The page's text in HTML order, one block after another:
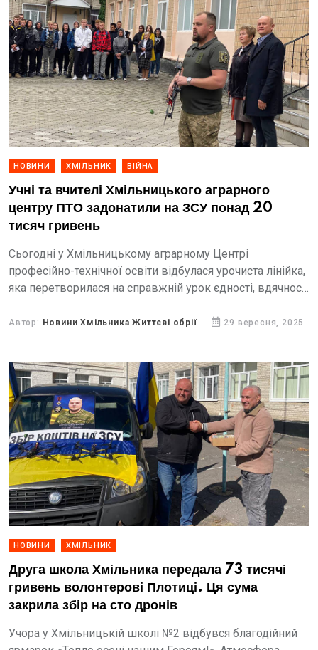
НОВИНИ ХМІЛЬНИК ВІЙНА
Учні та вчителі Хмільницького аграрного
центру ПТО задонатили на ЗСУ понад 20
тисяч гривень
Сьогодні у Хмільницькому аграрному Центрі
професійно-технічної освіти відбулася урочиста лінійка,
яка перетворилася на справжній урок єдності, вдячності
й передали на потреби...
Автор: Новини Хмільника Життєві обрії 29 вересня, 2025
НОВИНИ ХМІЛЬНИК
Друга школа Хмільника передала 73 тисячі
гривень волонтерові Плотиці. Ця сума
закрила збір на сто дронів
Учора у Хмільницькій школі №2 відбувся благодійний